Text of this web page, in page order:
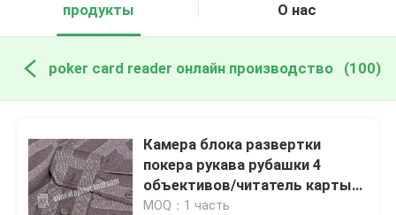
продукты
О нас
poker card reader онлайн производство (100)
Камера блока развертки
покера рукава рубашки 4
объективов/читатель карты
покера
MOQ：1 часть